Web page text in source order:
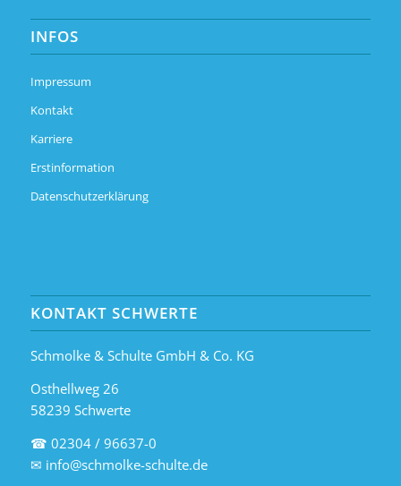
INFOS
Impressum
Kontakt
Karriere
Erstinformation
Datenschutzerklärung
KONTAKT SCHWERTE
Schmolke & Schulte GmbH & Co. KG
Osthellweg 26
58239 Schwerte
☎ 02304 / 96637-0
✉ info@schmolke-schulte.de